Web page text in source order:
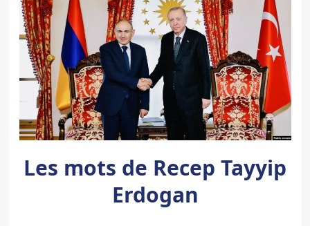
Les mots de Recep Tayyip
Erdogan